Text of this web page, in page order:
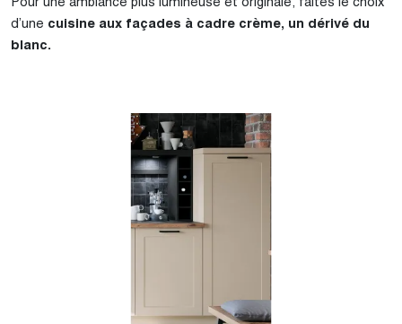
d’une cuisine aux façades à cadre crème, un dérivé du
blanc.